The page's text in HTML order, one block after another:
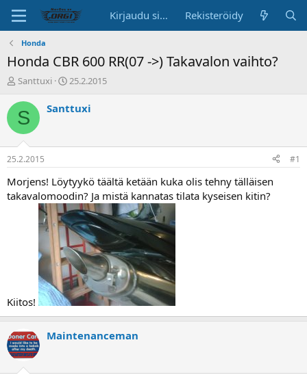
Kirjaudu sisään Rekisteröidy
Honda
Honda CBR 600 RR(07 ->) Takavalon vaihto?
K
s
k
s
t
e
l
u
n
j
a
Santtuxi
A
o
p
ä
v
ä
25.2.2015
S Santtuxi
25.2.2015 #1
Morjens! Löytyykö täältä ketään kuka olis tehny tälläisen
takavalomoodin? Ja mistä kannatas tilata kyseisen kitin?
Kiitos!
Maintenanceman